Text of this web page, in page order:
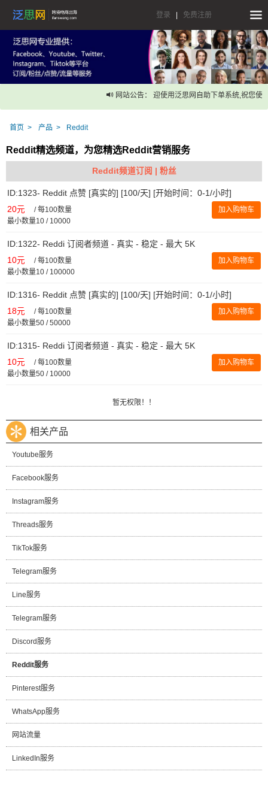
登录 免费注册
网站公告： 迎使用泛思网自助下单系统,祝您使用
首页 产品 Reddit
Reddit精选频道，为您精选Reddit营销服务
Reddit频道订阅 | 粉丝
ID:1323- Reddit 点赞 [真实的] [100/天] [开始时间：0-1/小时]
20元 /每100数量
最小数量10 / 10000
加入购物车
ID:1322- Reddi 订阅者频道 - 真实 - 稳定 - 最大 5K
10元 /每100数量
最小数量10 / 100000
加入购物车
ID:1316- Reddit 点赞 [真实的] [100/天] [开始时间：0-1/小时]
18元 /每100数量
最小数量50 / 50000
加入购物车
ID:1315- Reddi 订阅者频道 - 真实 - 稳定 - 最大 5K
10元 /每100数量
最小数量50 / 10000
加入购物车
暂无权限！！
相关产品
Youtube服务
Facebook服务
Instagram服务
Threads服务
TikTok服务
Telegram服务
Line服务
Telegram服务
Discord服务
Reddit服务
Pinterest服务
WhatsApp服务
网站流量
LinkedIn服务